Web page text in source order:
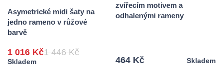
Asymetrické midi šaty na
jedno rameno v růžové
barvě
1 016 Kč1 446 Kč
Skladem
zvířecím motivem a
odhalenými rameny
464 Kč
Skladem